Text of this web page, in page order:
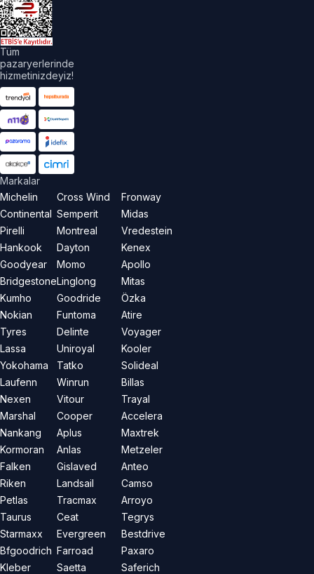
Tüm
pazaryerlerinde
hizmetinizdeyiz!
Markalar
Michelin
Continental
Pirelli
Hankook
Goodyear
Bridgestone
Kumho
Nokian
Tyres
Lassa
Yokohama
Laufenn
Nexen
Marshal
Nankang
Kormoran
Falken
Riken
Petlas
Taurus
Starmaxx
Bfgoodrich
Kleber
Cross Wind
Semperit
Montreal
Dayton
Momo
Linglong
Goodride
Funtoma
Delinte
Uniroyal
Tatko
Winrun
Vitour
Cooper
Aplus
Anlas
Gislaved
Landsail
Tracmax
Ceat
Evergreen
Farroad
Saetta
Fronway
Midas
Vredestein
Kenex
Apollo
Mitas
Özka
Atire
Voyager
Kooler
Solideal
Billas
Trayal
Accelera
Maxtrek
Metzeler
Anteo
Camso
Arroyo
Tegrys
Bestdrive
Paxaro
Saferich